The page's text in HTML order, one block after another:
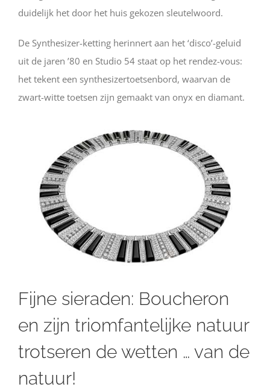
duidelijk het door het huis gekozen sleutelwoord.
De Synthesizer-ketting herinnert aan het ‘disco’-geluid
uit de jaren ’80 en Studio 54 staat op het rendez-vous:
het tekent een synthesizertoetsenbord, waarvan de
zwart-witte toetsen zijn gemaakt van onyx en diamant.
Fijne sieraden: Boucheron
en zijn triomfantelijke natuur
trotseren de wetten … van de
natuur!